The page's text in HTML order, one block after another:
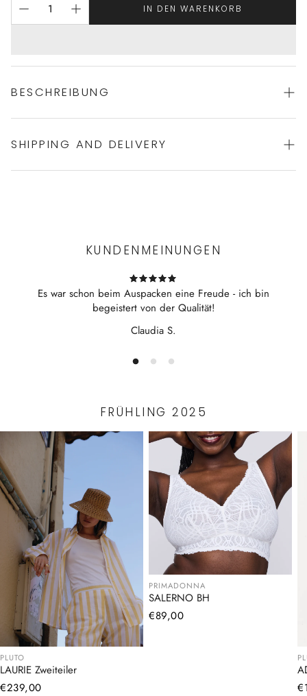
IN DEN WARENKORB
BESCHREIBUNG
Bustier geschnittener Badeanzug von ROIDAL
SHIPPING AND DELIVERY
KUNDENMEINUNGEN
Es war schon beim Auspacken eine Freude - ich bin
begeistert von der Qualität!
Claudia S.
FRÜHLING 2025
PLUTO
LAURIE Zweiteiler
Normaler
€239,00
PRIMADONNA
SALERNO BH
Normaler
€89,00